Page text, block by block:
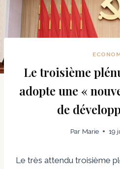
Le troisième
adopte une «
de
Par Marie 19
Le très attendu troisième